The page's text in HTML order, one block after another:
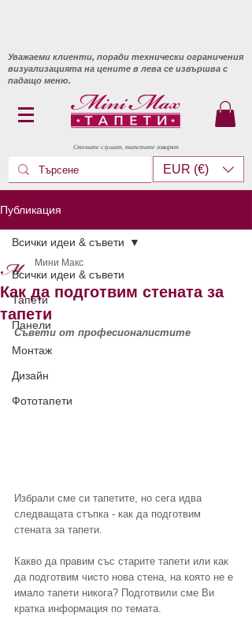
Уважаеми клиенти, поради технически ограничения
визуализацията на цените в лева се извършва с
падащо меню.
Стените слушат, тапетите говорят
EUR (€)
Публикация
Всички идеи & съвети
Тапети
Панели
Монтаж
Дизайн
Фототапети
Всички идеи & съвети
Как да подготвим стената за
тапети
Мини Макс
Съвети от професионалистите
Избрали сме си тапетите, но сега идва
следващата стъпка - как да подготвим
стената за тапети.
Какво да правим със старите тапети или как
да подготвим чисто нова стена, на която не е
имало тапети никога? Подготвили сме Ви
кратка информация по темата.